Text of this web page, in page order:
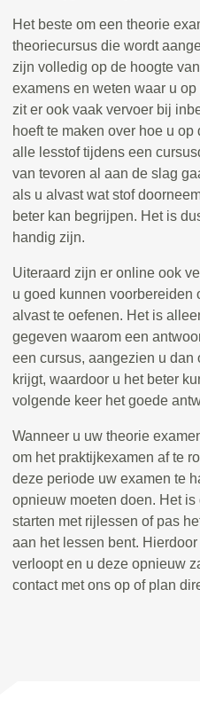
Het beste om een theorie
theoriecursus die wordt
zijn volledig op de hoogte
examens en weten waar u
zit er ook vaak vervoer bij
hoeft te maken over hoe u
alle lesstof tijdens een
van tevoren al aan de slag
als u alvast wat stof
beter kan begrijpen. Het is
handig zijn.
Uiteraard zijn er online ook
u goed kunnen voorbereiden
alvast te oefenen. Het is
gegeven waarom een
een cursus, aangezien u
krijgt, waardoor u het beter
volgende keer het goede
Wanneer u uw theorie
om het praktijkexamen af te
deze periode uw examen te
opnieuw moeten doen. Het
starten met rijlessen of pas
aan het lessen bent.
verloopt en u deze opnieuw
contact met ons op of plan